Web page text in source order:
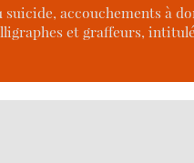
accouchements à
et graffeurs,